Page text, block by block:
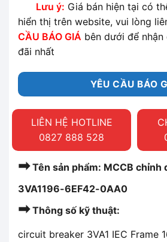
Lưu ý: Giá bán hiện tại có
hiển thị trên website, vui lòng
CẦU BÁO GIÁ bên dưới để
đãi nhất
YÊU CẦU BÁO
LIÊN HỆ HOTLINE
0827 888 528
➡Tên sản phẩm: MCCB chỉnh
3VA1196-6EF42-0AA0
➡Thông số kỹ thuật:
circuit breaker 3VA1 IEC Frame